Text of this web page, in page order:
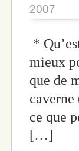
2007
*
mieux
que de
ce que
[…]